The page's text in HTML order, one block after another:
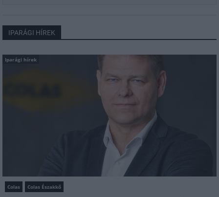
IPARÁGI HÍREK
Iparági hírek
Colas Colas Északkő